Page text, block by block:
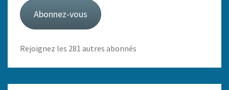
Abonnez-vous
Rejoignez les 281 autres abonnés